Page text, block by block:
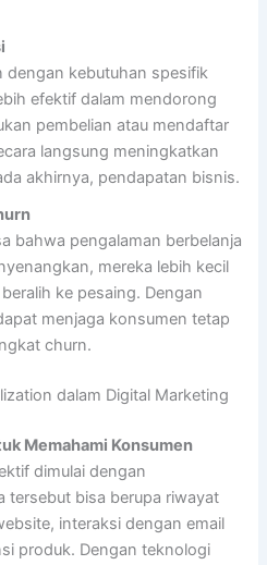
dengan kebutuhan spesifik
efektif dalam mendorong
pembelian atau mendaftar
langsung meningkatkan
akhirnya, pendapatan bisnis.
bahwa pengalaman berbelanja
mereka lebih kecil
ke pesaing. Dengan
menjaga konsumen tetap
churn.
dalam Digital Marketing
Memahami Konsumen
dimulai dengan
tersebut bisa berupa riwayat
interaksi dengan email
produk. Dengan teknologi